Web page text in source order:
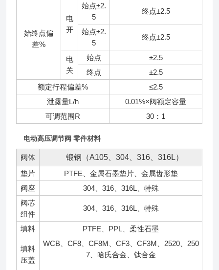
始终点偏
差%
电
开
始点±2.
5
终点±2.5
始点±2.
5
终点±2.5
电
关
始点
±2.5
终点
±2.5
额定行程偏差%
≤2.5
泄露量L/h
0.01%×阀额定容量
可调范围R
30：1
电动高压调节阀 零件材料
阀体
锻钢（A105、304、316、316L）
垫片
PTFE、金属石墨垫片、金属齿形垫
阀座
304、316、316L、特殊
阀芯
组件
304、316、316L、特殊
填料 PTFE、PPL、柔性石墨
填料
压盖
WCB、CF8、CF8M、CF3、CF3M、2520、250
7、哈氏合金、钛合金